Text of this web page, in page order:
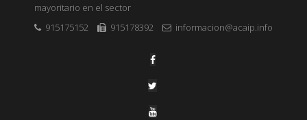
mayoritario en el sector
915175152
915178392 informacion@acaip.info